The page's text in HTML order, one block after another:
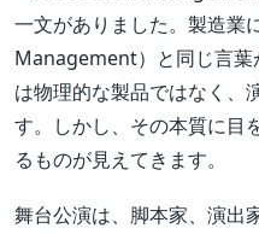
一文がありました。製造
Management）と同じ言葉
は物理的な製品ではなく、
す。しかし、その本質に目
るものが見えてきます。
舞台公演は、脚本家、演出